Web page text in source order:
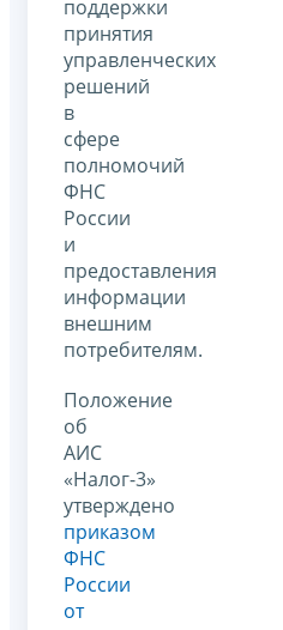
поддержки
принятия
управленческих
решений
в
сфере
полномочий
ФНС
России
и
предоставления
информации
внешним
потребителям.
Положение
об
АИС
«Налог-3»
утверждено
приказом
ФНС
России
от